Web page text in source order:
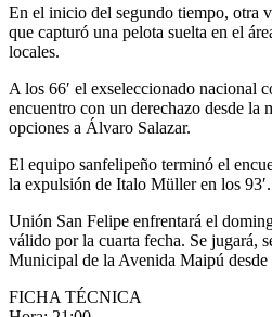
En el inicio del segundo tiempo, otra
que capturó una pelota suelta en el
locales.
A los 66′ el exseleccionado nacional
encuentro con un derechazo desde la
opciones a Álvaro Salazar.
El equipo sanfelipeño terminó el
la expulsión de Italo Müller en los 93′.
Unión San Felipe enfrentará el
válido por la cuarta fecha. Se jugará,
Municipal de la Avenida Maipú desde
FICHA TÉCNICA